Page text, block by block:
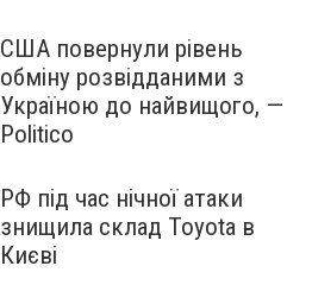
США повернули рівень
обміну розвідданими з
Україною до найвищого, —
Politico
РФ під час нічної атаки
знищила склад Toyota в
Києві